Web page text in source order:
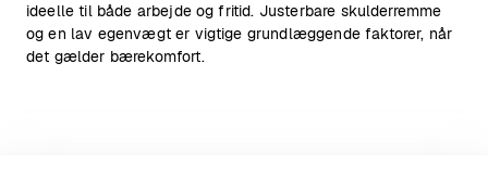
ideelle til både arbejde og fritid. Justerbare skulderremme
og en lav egenvægt er vigtige grundlæggende faktorer, når
det gælder bærekomfort.